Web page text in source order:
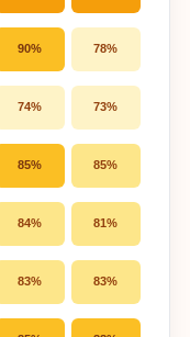
90% 78%
74% 73%
85% 85%
84% 81%
83% 83%